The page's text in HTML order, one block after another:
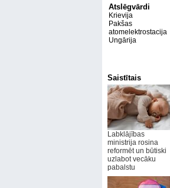
Atslēgvārdi
Krievija
Pakšas
atomelektrostacija
Ungārija
Saistītais
Labklājības
ministrija rosina
reformēt un būtiski
uzlabot vecāku
pabalstu